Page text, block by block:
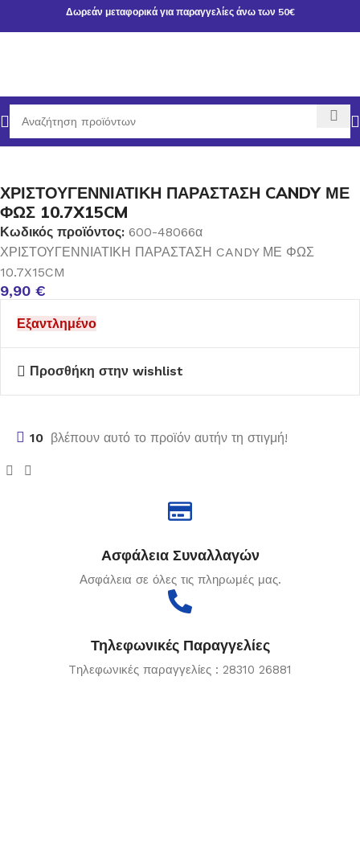
Δωρεάν μεταφορικά για παραγγελίες άνω των 50€
σελίδα ΧΡΙΣΤΟΥΓΕΝΝΙΑΤΙΚΑ ΕΙΔΗ ΔΙΑΚΟΣΜΗΣΗ-ΔΩΡΑ
ΧΡΙΣΤΟΥΓΕΝΝΙΑΤΙΚΗ ΠΑΡΑΣΤΑΣΗ CANDY ΜΕ
ΦΩΣ 10.7X15CM
Κωδικός προϊόντος: 600-48066α
ΧΡΙΣΤΟΥΓΕΝΝΙΑΤΙΚΗ ΠΑΡΑΣΤΑΣΗ CANDY ΜΕ ΦΩΣ
10.7X15CM
9,90 €
Εξαντλημένο
Προσθήκη στην wishlist
10 βλέπουν αυτό το προϊόν αυτήν τη στιγμή!
Ασφάλεια Συναλλαγών
Ασφάλεια σε όλες τις πληρωμές μας.
Τηλεφωνικές Παραγγελίες
Tηλεφωνικές παραγγελίες : 28310 26881